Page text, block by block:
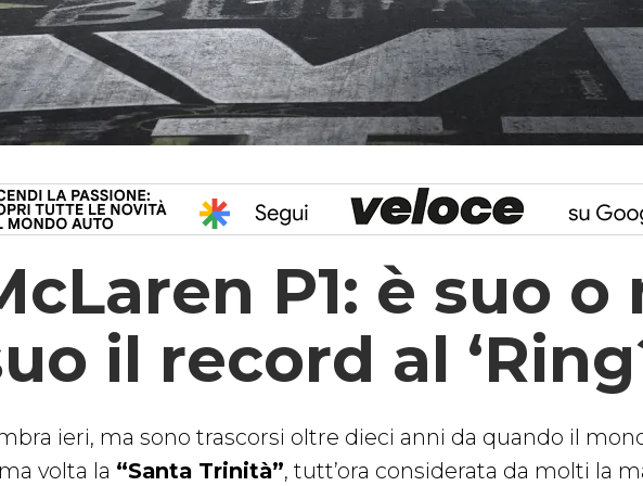
P1: è suo o
il record al
ieri, ma sono trascorsi oltre dieci anni da quando il
volta la “Santa Trinità”, tutt’ora considerata da molti la